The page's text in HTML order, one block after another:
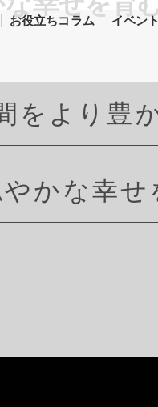
お役立ちコラム イベン
をより豊か
かな幸せ